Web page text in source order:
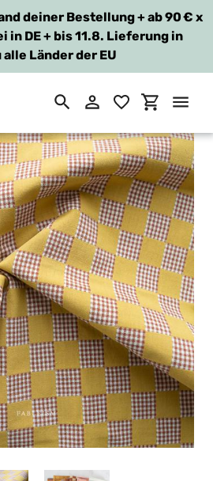
deiner Bestellung + ab 90 €
DE + bis 11.8. Lieferung in
alle Länder der EU
x
SuchenEinloggen